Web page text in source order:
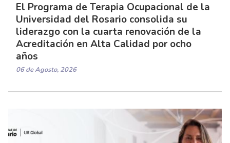
El Programa de Terapia Ocupacional de la
Universidad del Rosario consolida su
liderazgo con la cuarta renovación de la
Acreditación en Alta Calidad por ocho
años
06 de Agosto, 2026